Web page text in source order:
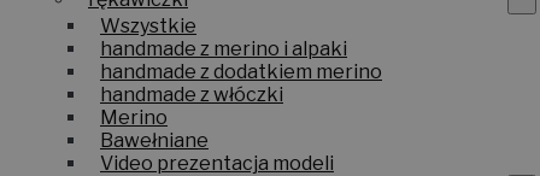
Wszystkie
handmade z merino i alpaki
handmade z dodatkiem merino
handmade z włóczki
Merino
Bawełniane
Video prezentacja modeli